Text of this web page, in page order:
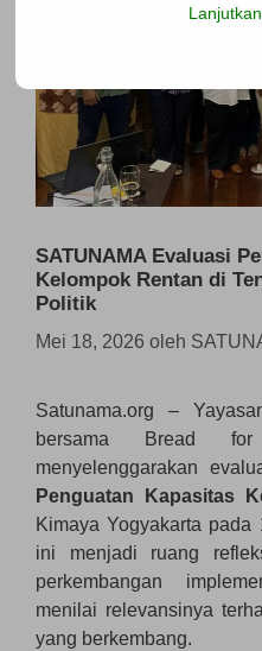
SATUNAMA Evaluasi
Kelompok Rentan di
Politik
Mei 18, 2026 oleh
Satunama.org –
bersama Bread
menyelenggarakan
Penguatan Kapasitas
Kimaya Yogyakarta
ini menjadi ruang
perkembangan
menilai relevansinya
yang berkembang.